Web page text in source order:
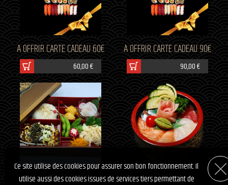
A OFFRIR CARTE CADEAU 60€
60,00 €
A OFFRIR CARTE CADEAU 90€
90,00 €
BENTO 1 C1 MENU
Ce site utilise des cookies pour assurer son bon fonctionnement. Il
utilise aussi des cookies issues de services tiers permettant de